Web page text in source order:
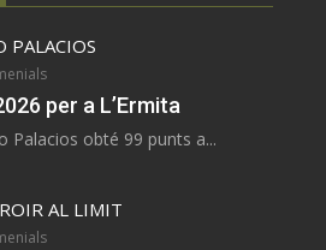
per a L’Ermita
Palacios obté 99 punts a...